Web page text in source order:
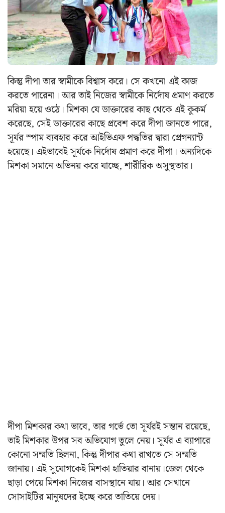
কিন্তু দীপা তার স্বামীকে বিশ্বাস করে। সে কখনো এই কাজ
করতে পারেনা। আর তাই নিজের স্বামীকে নির্দোষ প্রমাণ করতে
মরিয়া হয়ে ওঠে। মিশকা যে ডাক্তারের কাছ থেকে এই কুকর্ম
করেছে, সেই ডাক্তারের কাছে প্রবেশ করে দীপা জানতে পারে,
সূর্যর স্পাম ব্যবহার করে আইভিএফ পদ্ধতির দ্বারা প্রেগন্যান্ট
হয়েছে। এইভাবেই সূর্যকে নির্দোষ প্রমাণ করে দীপা। অন্যদিকে
মিশকা সমানে অভিনয় করে যাচ্ছে, শারীরিক অসুস্থতার।
দীপা মিশকার কথা ভাবে, তার গর্ভে তো সূর্যরই সন্তান রয়েছে,
তাই মিশকার উপর সব অভিযোগ তুলে নেয়। সূর্যর এ ব্যাপারে
কোনো সম্মতি ছিলনা, কিন্তু দীপার কথা রাখতে সে সম্মতি
জানায়। এই সুযোগকেই মিশকা হাতিয়ার বানায়।জেল থেকে
ছাড়া পেয়ে মিশকা নিজের বাসস্থানে যায়। আর সেখানে
সোসাইটির মানুষদের ইচ্ছে করে তাতিয়ে দেয়।